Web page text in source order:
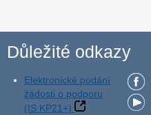
Důležité odkazy
Elektronické podání
žádosti o podporu
(IS KP21+)